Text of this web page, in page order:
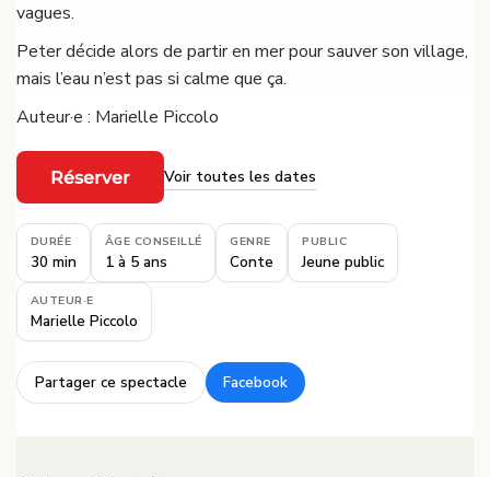
vagues.
Peter décide alors de partir en mer pour sauver son village,
mais l’eau n’est pas si calme que ça.
Auteur·e : Marielle Piccolo
Réserver
·
Voir toutes les dates
DURÉE
30 min
ÂGE CONSEILLÉ
1 à 5 ans
GENRE
Conte
PUBLIC
Jeune public
AUTEUR·E
Marielle Piccolo
Partager ce spectacle
·
Facebook